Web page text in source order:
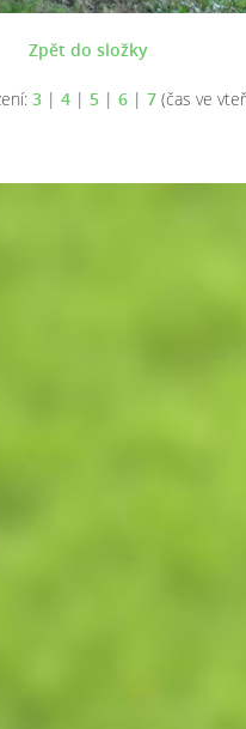
Zpět do složky
3| 4| 5| 6| 7(čas ve